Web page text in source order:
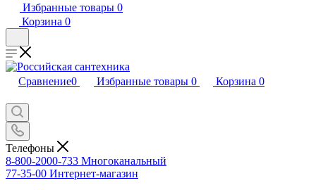
Избранные товары 0
Корзина 0
Сравнение0 Избранные товары 0 Корзина 0
Телефоны
8-800-2000-733 Многоканальный
77-35-00 Интернет-магазин